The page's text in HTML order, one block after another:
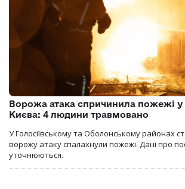
Ворожа атака спричинила пожежі у
Києва: 4 людини травмовано
У Голосіївському та Оболонському районах
ворожу атаку спалахнули пожежі. Дані про
уточнюються.